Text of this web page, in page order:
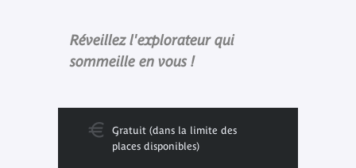
Réveillez l'explorateur qui
sommeille en vous !
Gratuit (dans la limite des
places disponibles)